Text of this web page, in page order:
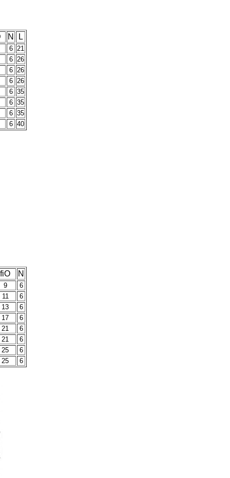
N L
6 21
6 26
6 26
6 26
6 35
6 35
6 35
6 40
fiO N
9
6
11
6
13
6
17
6
21
6
21
6
25
6
25 6